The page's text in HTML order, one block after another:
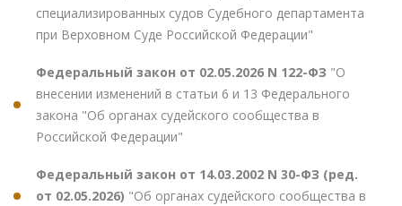
специализированных судов Судебного департамента
при Верховном Суде Российской Федерации"
Федеральный закон от 02.05.2026 N 122-ФЗ "О
внесении изменений в статьи 6 и 13 Федерального
закона "Об органах судейского сообщества в
Российской Федерации"
Федеральный закон от 14.03.2002 N 30-ФЗ (ред.
от 02.05.2026) "Об органах судейского сообщества в